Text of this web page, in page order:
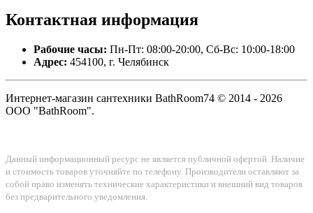
Контактная информация
Рабочие часы: Пн-Пт: 08:00-20:00, Сб-Вс: 10:00-18:00
Адрес: 454100, г. Челябинск
Интернет-магазин сантехники BathRoom74 © 2014 - 2026
ООО "BathRoom".
Данный информационный ресурс не является публичной офертой. Наличие
и стоимость товаров уточняйте по телефону. Производители оставляют за
собой право изменять технические характеристики и внешний вид товаров
без предварительного уведомления.